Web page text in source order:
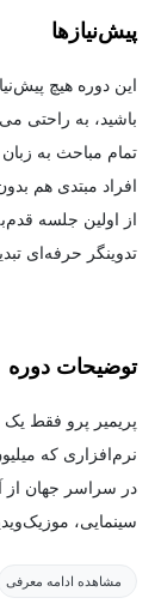
پیش‌نیاز‌ها
این دوره هیچ
باشید، به راحتی
تمام مباحث به
افراد مبتدی هم
از اولین جلسه
تدوینگر حرفه‌ای
توضیحات دوره
پریمیر پرو فقط یک
نرم‌افزاری که
در سراسر جهان از
سینمایی،
پادشاه دنیای
مشاهده ادامه معرفی